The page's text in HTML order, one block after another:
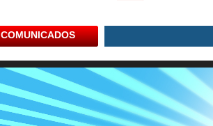
COMUNICADOS